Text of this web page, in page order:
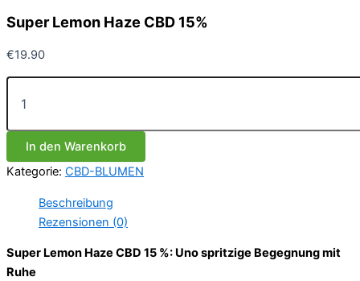
Super Lemon Haze CBD 15%
€19.90
Super
Lemon
CBD
15%
Menge
In den Warenkorb
Kategorie: CBD-BLUMEN
Beschreibung
Rezensionen (0)
Super Lemon Haze CBD 15 %: Uno spritzige Begegnung mit
Ruhe